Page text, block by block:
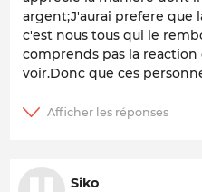
argent;J'aurai prefere que
c'est nous tous qui le
comprends pas la
voir.Donc que ces
Siko